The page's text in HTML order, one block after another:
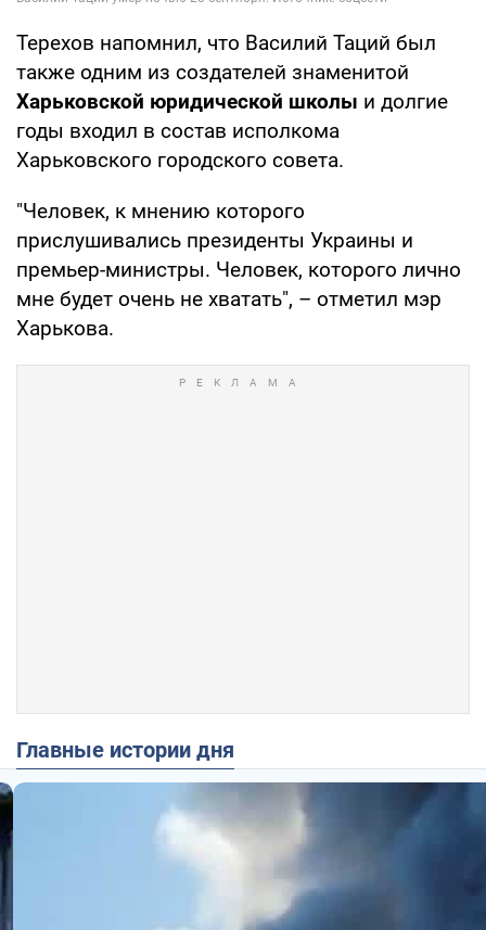
Терехов напомнил, что Василий Таций был
также одним из создателей знаменитой
Харьковской юридической школы и долгие
годы входил в состав исполкома
Харьковского городского совета.
"Человек, к мнению которого
прислушивались президенты Украины и
премьер-министры. Человек, которого лично
мне будет очень не хватать", – отметил мэр
Харькова.
Главные истории дня